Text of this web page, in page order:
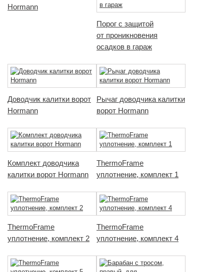
Hormann
Порог с защитой
от проникновения
осадков в гараж
Доводчик калитки ворот
Hormann
Рычаг доводчика калитки
ворот Hormann
Комплект доводчика
калитки ворот Hormann
ThermoFrame
уплотнение, комплект 1
ThermoFrame
уплотнение, комплект 2
ThermoFrame
уплотнение, комплект 4